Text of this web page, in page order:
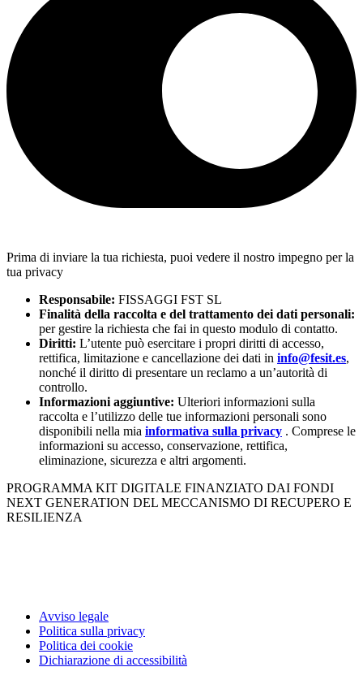
Prima di inviare la tua richiesta, puoi vedere il nostro impegno per la
tua privacy
Responsabile: FISSAGGI FST SL
Finalità della raccolta e del trattamento dei dati personali:
per gestire la richiesta che fai in questo modulo di contatto.
Diritti: L’utente può esercitare i propri diritti di accesso,
rettifica, limitazione e cancellazione dei dati in info@fesit.es,
nonché il diritto di presentare un reclamo a un’autorità di
controllo.
Informazioni aggiuntive: Ulteriori informazioni sulla
raccolta e l’utilizzo delle tue informazioni personali sono
disponibili nella mia informativa sulla privacy . Comprese le
informazioni su accesso, conservazione, rettifica,
eliminazione, sicurezza e altri argomenti.
PROGRAMMA KIT DIGITALE FINANZIATO DAI FONDI
NEXT GENERATION DEL MECCANISMO DI RECUPERO E
RESILIENZA
Avviso legale
Politica sulla privacy
Politica dei cookie
Dichiarazione di accessibilità